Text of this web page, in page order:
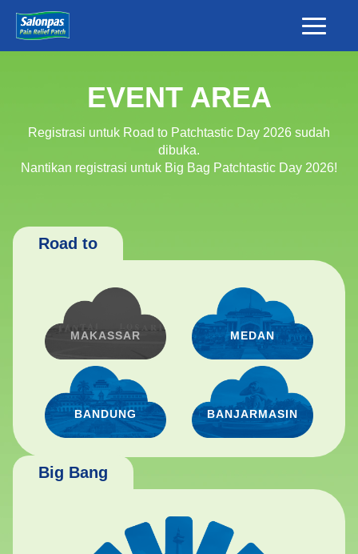
EVENT AREA
Registrasi untuk Road to Patchtastic Day 2026 sudah
dibuka.
Nantikan registrasi untuk Big Bag Patchtastic Day 2026!
Road to
MAKASSAR MEDAN
BANDUNG BANJARMASIN
Big Bang